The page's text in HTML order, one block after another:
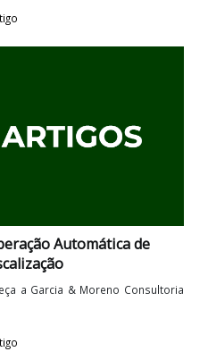
artigo
emissão de NF-e de
à prestação de
a Garcia & Moreno